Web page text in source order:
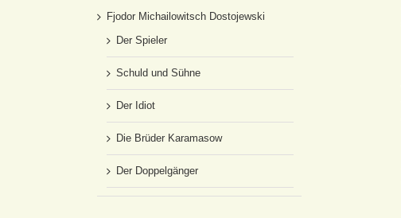
Fjodor Michailowitsch Dostojewski
Der Spieler
Schuld und Sühne
Der Idiot
Die Brüder Karamasow
Der Doppelgänger